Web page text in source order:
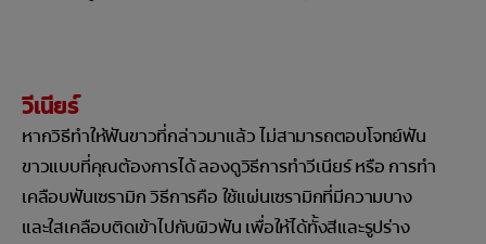
วีเนียร์
หากวิธีทำให้ฟันขาวที่กล่าวมาแล้ว ไม่สามารถตอบโจทย์ฟัน
ขาวแบบที่คุณต้องการได้ ลองดูวิธีการทำวีเนียร์ หรือ การทำ
เคลือบฟันเซรามิก วิธีการคือ ใช้แผ่นเซรามิกที่มีความบาง
และใสเคลือบติดเข้าไปกับผิวฟัน เพื่อให้ได้ทั้งสีและรูปร่าง